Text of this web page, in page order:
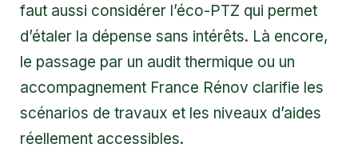
faut aussi considérer l’éco-PTZ qui permet
d’étaler la dépense sans intérêts. Là encore,
le passage par un audit thermique ou un
accompagnement France Rénov clarifie les
scénarios de travaux et les niveaux d’aides
réellement accessibles.